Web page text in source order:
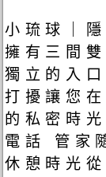
小琉球｜
擁有三間
獨立的入
打擾讓您
的私密時
電話 管家
休憩時光